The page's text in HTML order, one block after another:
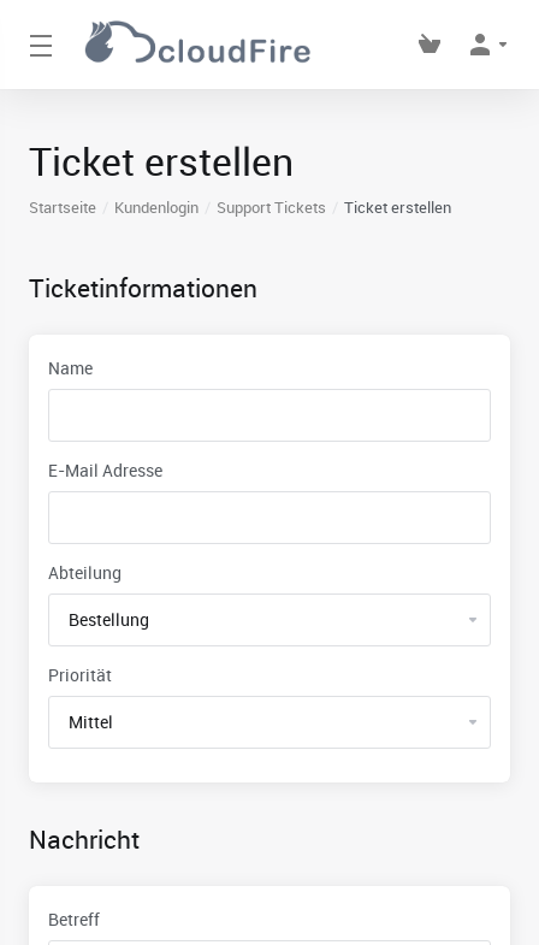
Ticket erstellen
Startseite Kundenlogin Support Tickets Ticket erstellen
Ticketinformationen
Name
E-Mail Adresse
Abteilung
Priorität
Nachricht
Betreff